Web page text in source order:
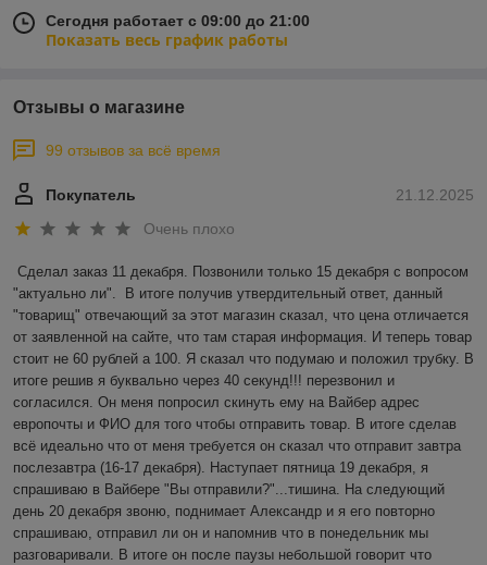
Сегодня работает с 09:00 до 21:00
Показать весь график работы
Отзывы о магазине
99 отзывов за всё время
21.12.2025
Покупатель
Очень плохо
Сделал заказ 11 декабря. Позвонили только 15 декабря с вопросом
"актуально ли".  В итоге получив утвердительный ответ, данный
"товарищ" отвечающий за этот магазин сказал, что цена отличается
от заявленной на сайте, что там старая информация. И теперь товар
стоит не 60 рублей а 100. Я сказал что подумаю и положил трубку. В
итоге решив я буквально через 40 секунд!!! перезвонил и
согласился. Он меня попросил скинуть ему на Вайбер адрес
европочты и ФИО для того чтобы отправить товар. В итоге сделав
всё идеально что от меня требуется он сказал что отправит завтра
послезавтра (16-17 декабря). Наступает пятница 19 декабря, я
спрашиваю в Вайбере "Вы отправили?"...тишина. На следующий
день 20 декабря звоню, поднимает Александр и я его повторно
спрашиваю, отправил ли он и напомнив что в понедельник мы
разговаривали. В итоге он после паузы небольшой говорит что